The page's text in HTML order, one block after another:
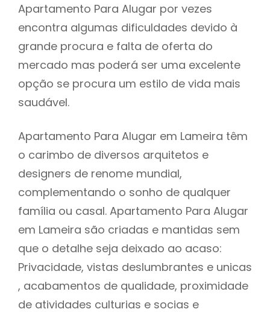
Apartamento Para Alugar por vezes
encontra algumas dificuldades devido à
grande procura e falta de oferta do
mercado mas poderá ser uma excelente
opção se procura um estilo de vida mais
saudável.
Apartamento Para Alugar em Lameira têm
o carimbo de diversos arquitetos e
designers de renome mundial,
complementando o sonho de qualquer
família ou casal. Apartamento Para Alugar
em Lameira são criadas e mantidas sem
que o detalhe seja deixado ao acaso:
Privacidade, vistas deslumbrantes e unicas
, acabamentos de qualidade, proximidade
de atividades culturias e socias e